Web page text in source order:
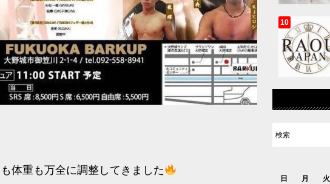
体重も万全に調整してきました
日
月 火